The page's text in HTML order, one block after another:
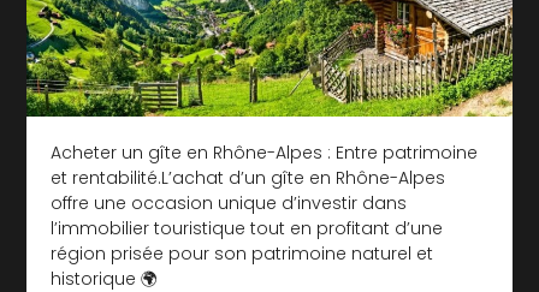
Acheter un gîte en Rhône-Alpes : Entre patrimoine
et rentabilité.L’achat d’un gîte en Rhône-Alpes
offre une occasion unique d’investir dans
l’immobilier touristique tout en profitant d’une
région prisée pour son patrimoine naturel et
historique 🌍